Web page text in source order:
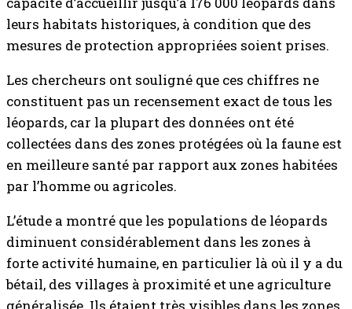
leurs habitats historiques, à condition que des
mesures de protection appropriées soient prises.
Les chercheurs ont souligné que ces chiffres ne
constituent pas un recensement exact de tous les
léopards, car la plupart des données ont été
collectées dans des zones protégées où la faune est
en meilleure santé par rapport aux zones habitées
par l’homme ou agricoles.
L’étude a montré que les populations de léopards
diminuent considérablement dans les zones à
forte activité humaine, en particulier là où il y a du
bétail, des villages à proximité et une agriculture